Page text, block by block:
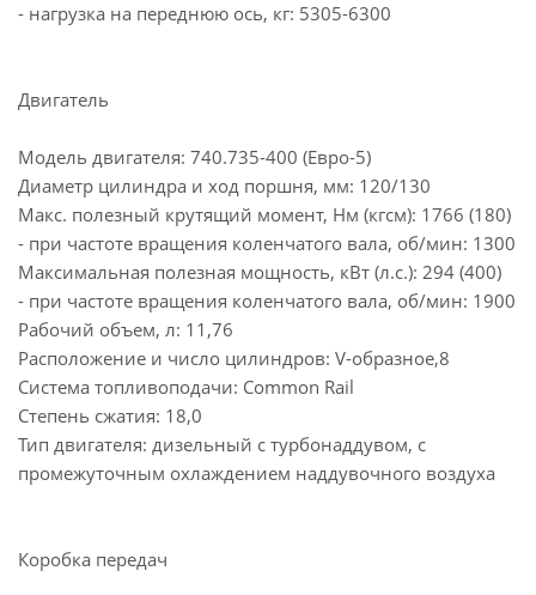
- нагрузка на переднюю ось, кг: 5305-6300
Двигатель
Модель двигателя: 740.735-400 (Евро-5)
Диаметр цилиндра и ход поршня, мм: 120/130
Макс. полезный крутящий момент, Нм (кгсм): 1766 (180)
- при частоте вращения коленчатого вала, об/мин: 1300
Максимальная полезная мощность, кВт (л.с.): 294 (400)
- при частоте вращения коленчатого вала, об/мин: 1900
Рабочий объем, л: 11,76
Расположение и число цилиндров: V-образное,8
Система топливоподачи: Common Rail
Степень сжатия: 18,0
Тип двигателя: дизельный с турбонаддувом, с
промежуточным охлаждением наддувочного воздуха
Коробка передач